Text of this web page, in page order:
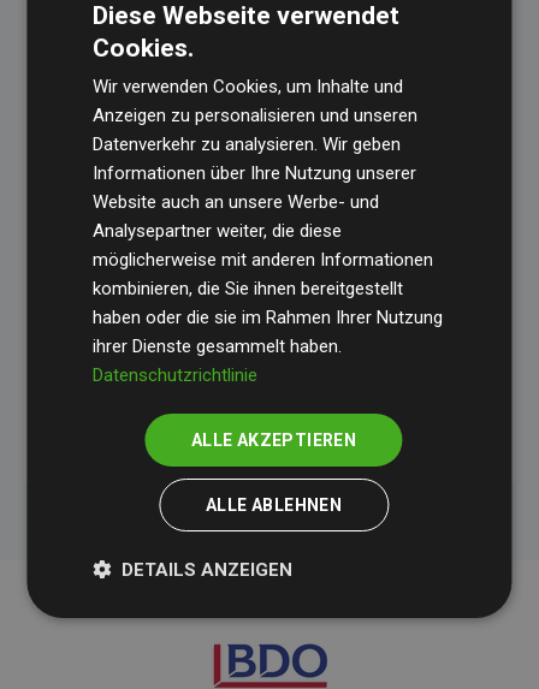
im Durchschnitt dem Doppelten der geschätzten
Emissionen der Website entspricht.
Alle unterstützten Projekte werden durch
Standardverifiziert und erfüllen höchste
Anforderungen an Qualität, tatsächliche
Klimawirkung und Transparenz. Weitere
Informationen zu den einzelnen Projekten finden
Sie hier.
Initiative Websites, die Klimaprojekte unterstützen
Diese Webseite verwendet
Cookies.
Wir verwenden Cookies, um Inhalte und
Anzeigen zu personalisieren und unseren
Datenverkehr zu analysieren. Wir geben
Informationen über Ihre Nutzung unserer
Website auch an unsere Werbe- und
Analysepartner weiter, die diese
möglicherweise mit anderen Informationen
kombinieren, die Sie ihnen bereitgestellt
haben oder die sie im Rahmen Ihrer Nutzung
ihrer Dienste gesammelt haben.
Datenschutzrichtlinie
ALLE AKZEPTIEREN
ALLE ABLEHNEN
DETAILS ANZEIGEN